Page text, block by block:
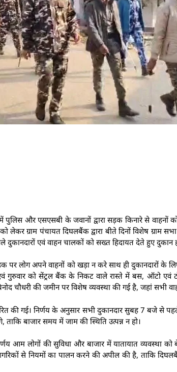
और एसएसबी के जवानों द्वारा सड़क किनारे से वाहनों
लेकर ग्राम पंचायत दिघलबैंक द्वारा बीते दिनों विशेष ग्राम
एवं वाहन चालकों को सख्त हिदायत देते हुए दुकान
पर लोग अपने वाहनों को खड़ा न करे साथ ही दुकानदारों के
गुरुवार को सेंट्रल बैंक के निकट वाले रास्ते में बस, ऑटो एवं
चौधरी की जमीन पर विशेष व्यवस्था की गई है, जहां सभी
की गई। निर्णय के अनुसार सभी दुकानदार सुबह 7 बजे से
बाजार समय में जाम की स्थिति उत्पन्न न हो।
आम लोगों की सुविधा और बाजार में यातायात व्यवस्था को
से नियमों का पालन करने की अपील की है, ताकि